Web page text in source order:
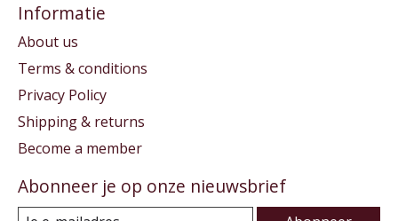
Informatie
About us
Terms & conditions
Privacy Policy
Shipping & returns
Become a member
Abonneer je op onze nieuwsbrief